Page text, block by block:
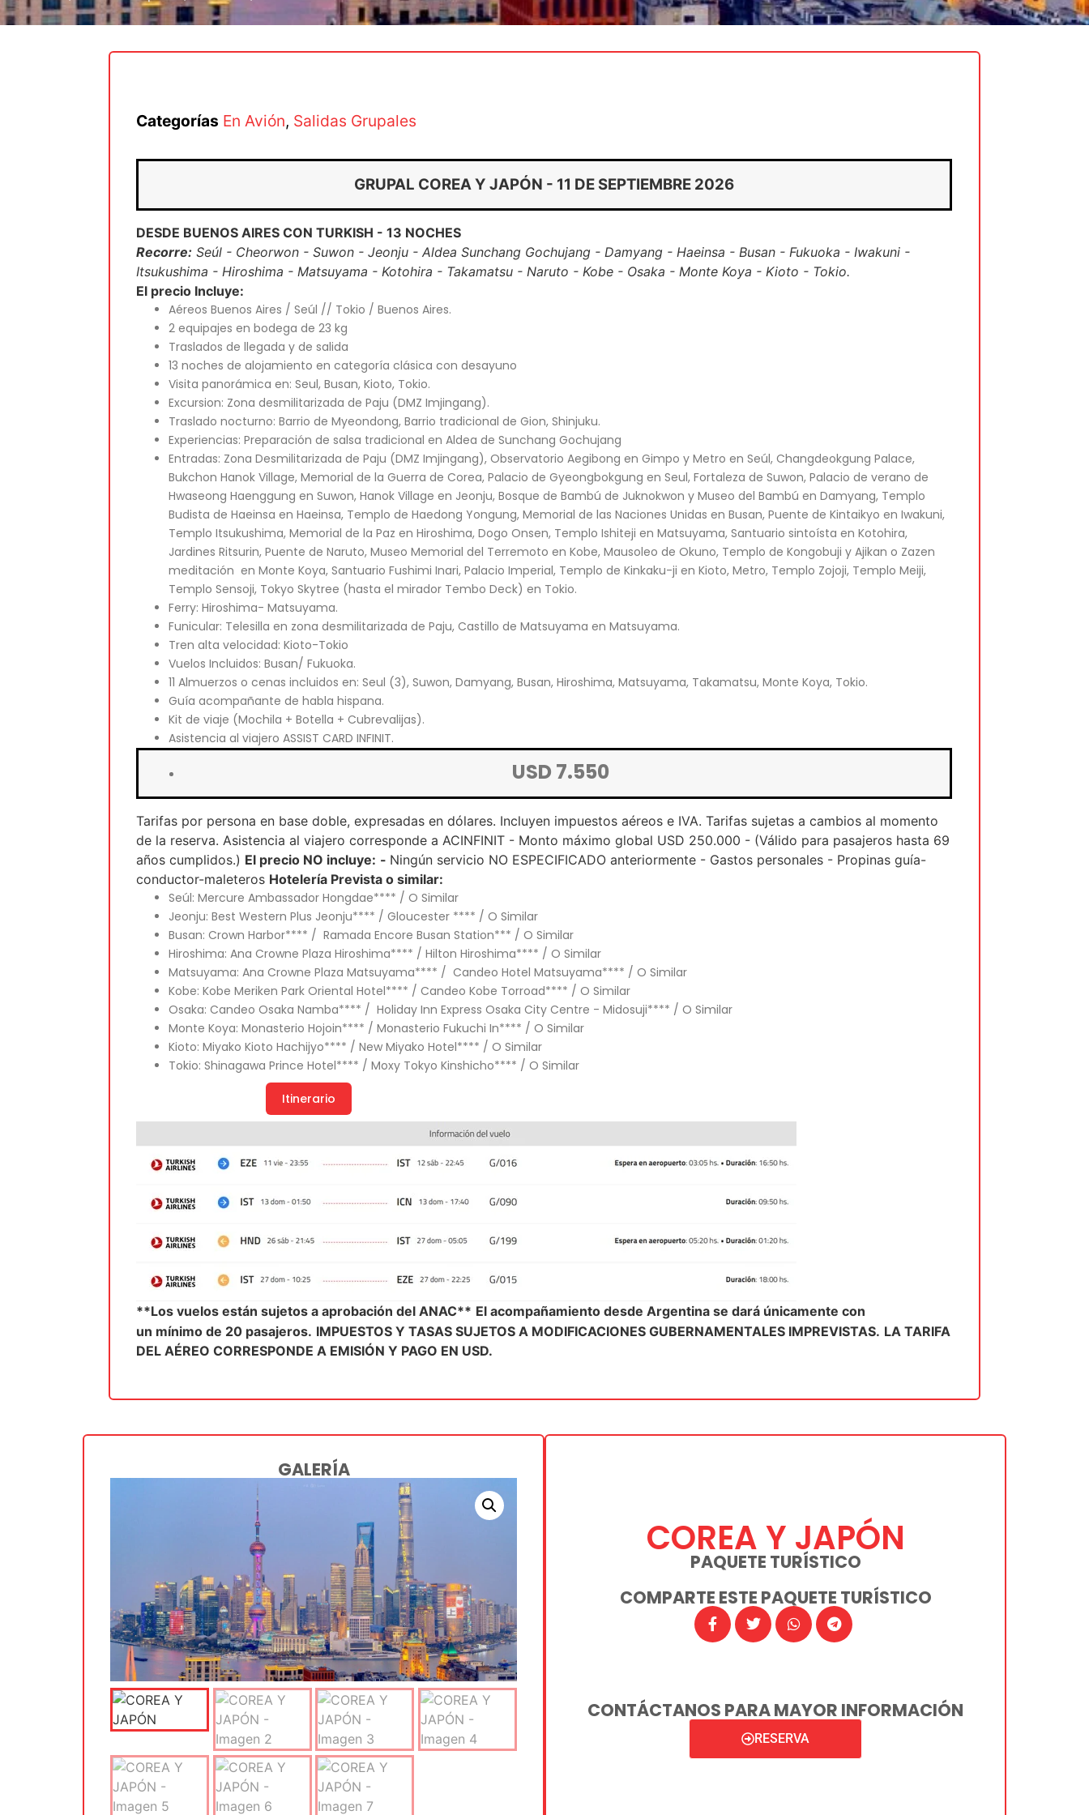
Categorías En Avión, Salidas Grupales
GRUPAL COREA Y JAPÓN - 11 DE SEPTIEMBRE 2026
DESDE BUENOS AIRES CON TURKISH - 13 NOCHES
Recorre: Seúl - Cheorwon - Suwon - Jeonju - Aldea Sunchang Gochujang - Damyang - Haeinsa - Busan - Fukuoka - Iwakuni -
Itsukushima - Hiroshima - Matsuyama - Kotohira - Takamatsu - Naruto - Kobe - Osaka - Monte Koya - Kioto - Tokio.
El precio Incluye:
Aéreos Buenos Aires / Seúl // Tokio / Buenos Aires.
2 equipajes en bodega de 23 kg
Traslados de llegada y de salida
13 noches de alojamiento en categoría clásica con desayuno
Visita panorámica en: Seul, Busan, Kioto, Tokio.
Excursion: Zona desmilitarizada de Paju (DMZ Imjingang).
Traslado nocturno: Barrio de Myeondong, Barrio tradicional de Gion, Shinjuku.
Experiencias: Preparación de salsa tradicional en Aldea de Sunchang Gochujang
Entradas: Zona Desmilitarizada de Paju (DMZ Imjingang), Observatorio Aegibong en Gimpo y Metro en Seúl, Changdeokgung Palace,
Bukchon Hanok Village, Memorial de la Guerra de Corea, Palacio de Gyeongbokgung en Seul, Fortaleza de Suwon, Palacio de verano de
Hwaseong Haenggung en Suwon, Hanok Village en Jeonju, Bosque de Bambú de Juknokwon y Museo del Bambú en Damyang, Templo
Budista de Haeinsa en Haeinsa, Templo de Haedong Yongung, Memorial de las Naciones Unidas en Busan, Puente de Kintaikyo en Iwakuni,
Templo Itsukushima, Memorial de la Paz en Hiroshima, Dogo Onsen, Templo Ishiteji en Matsuyama, Santuario sintoísta en Kotohira,
Jardines Ritsurin, Puente de Naruto, Museo Memorial del Terremoto en Kobe, Mausoleo de Okuno, Templo de Kongobuji y Ajikan o Zazen
meditación en Monte Koya, Santuario Fushimi Inari, Palacio Imperial, Templo de Kinkaku-ji en Kioto, Metro, Templo Zojoji, Templo Meiji,
Templo Sensoji, Tokyo Skytree (hasta el mirador Tembo Deck) en Tokio.
Ferry: Hiroshima- Matsuyama.
Funicular: Telesilla en zona desmilitarizada de Paju, Castillo de Matsuyama en Matsuyama.
Tren alta velocidad: Kioto-Tokio
Vuelos Incluidos: Busan/ Fukuoka.
11 Almuerzos o cenas incluidos en: Seul (3), Suwon, Damyang, Busan, Hiroshima, Matsuyama, Takamatsu, Monte Koya, Tokio.
Guía acompañante de habla hispana.
Kit de viaje (Mochila + Botella + Cubrevalijas).
Asistencia al viajero ASSIST CARD INFINIT.
USD 7.550
Tarifas por persona en base doble, expresadas en dólares. Incluyen impuestos aéreos e IVA. Tarifas sujetas a cambios al momento
de la reserva. Asistencia al viajero corresponde a ACINFINIT - Monto máximo global USD 250.000 - (Válido para pasajeros hasta 69
años cumplidos.) El precio NO incluye: - Ningún servicio NO ESPECIFICADO anteriormente - Gastos personales - Propinas guía-
conductor-maleteros Hotelería Prevista o similar:
Seúl: Mercure Ambassador Hongdae**** / O Similar
Jeonju: Best Western Plus Jeonju**** / Gloucester **** / O Similar
Busan: Crown Harbor**** / Ramada Encore Busan Station*** / O Similar
Hiroshima: Ana Crowne Plaza Hiroshima**** / Hilton Hiroshima**** / O Similar
Matsuyama: Ana Crowne Plaza Matsuyama**** / Candeo Hotel Matsuyama**** / O Similar
Kobe: Kobe Meriken Park Oriental Hotel**** / Candeo Kobe Torroad**** / O Similar
Osaka: Candeo Osaka Namba**** / Holiday Inn Express Osaka City Centre - Midosuji**** / O Similar
Monte Koya: Monasterio Hojoin**** / Monasterio Fukuchi In**** / O Similar
Kioto: Miyako Kioto Hachijyo**** / New Miyako Hotel**** / O Similar
Tokio: Shinagawa Prince Hotel**** / Moxy Tokyo Kinshicho**** / O Similar
Itinerario
**Los vuelos están sujetos a aprobación del ANAC** El acompañamiento desde Argentina se dará únicamente con
un mínimo de 20 pasajeros. IMPUESTOS Y TASAS SUJETOS A MODIFICACIONES GUBERNAMENTALES IMPREVISTAS. LA TARIFA
DEL AÉREO CORRESPONDE A EMISIÓN Y PAGO EN USD.
GALERÍA
COREA Y JAPÓN
PAQUETE TURÍSTICO
COMPARTE ESTE PAQUETE TURÍSTICO
CONTÁCTANOS PARA MAYOR INFORMACIÓN
RESERVA